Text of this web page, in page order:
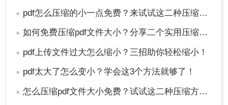
● pdf怎么压缩的小一点免费？来试试这二种压缩方法！
● 如何免费压缩pdf文件大小？分享二个实用压缩方法！
● pdf上传文件过大怎么缩小？三招助你轻松缩小！
● pdf太大了怎么变小？学会这3个方法就够了！
● 怎么压缩pdf文件大小免费？试试这二种压缩方法！